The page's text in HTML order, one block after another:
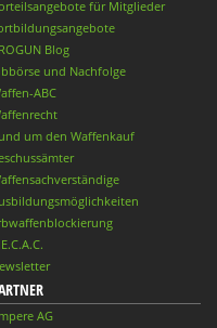
für Mitglieder
Blog
und Nachfolge
ABC
um den Waffenkauf
AG